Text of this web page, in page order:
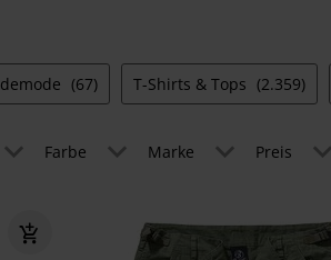
(67) T-Shirts & Tops (2.359)
Farbe Marke Preis